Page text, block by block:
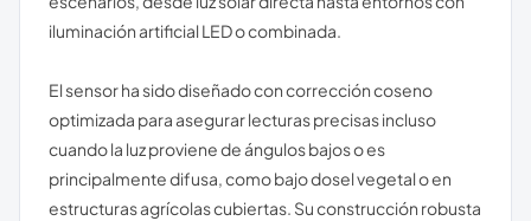
iluminación artificial LED o combinada.
El sensor ha sido diseñado con corrección coseno
optimizada para asegurar lecturas precisas incluso
cuando la luz proviene de ángulos bajos o es
principalmente difusa, como bajo dosel vegetal o en
estructuras agrícolas cubiertas. Su construcción robusta